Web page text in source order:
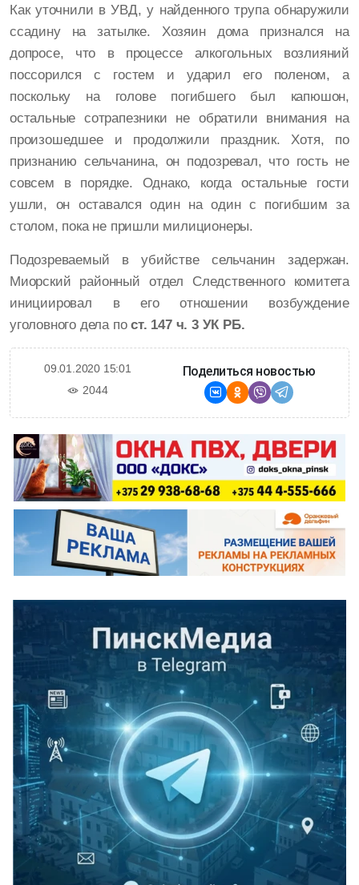
Как уточнили в УВД, у найденного трупа обнаружили
ссадину на затылке. Хозяин дома признался на
допросе, что в процессе алкогольных возлияний
поссорился с гостем и ударил его поленом, а
поскольку на голове погибшего был капюшон,
остальные сотрапезники не обратили внимания на
произошедшее и продолжили праздник. Хотя, по
признанию сельчанина, он подозревал, что гость не
совсем в порядке. Однако, когда остальные гости
ушли, он оставался один на один с погибшим за
столом, пока не пришли милиционеры.
Подозреваемый в убийстве сельчанин задержан.
Миорский районный отдел Следственного комитета
инициировал в его отношении возбуждение
уголовного дела пост. 147 ч. 3 УК РБ.
09.01.2020 15:01
2044
Поделиться новостью